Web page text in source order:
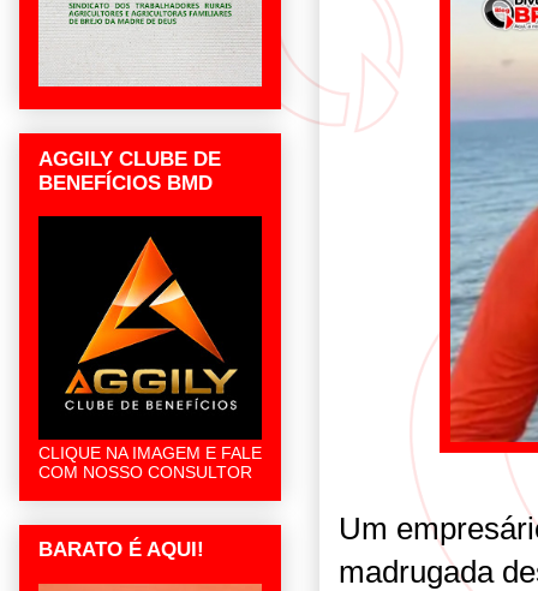
Um
madrugada
AGGILY CLUBE DE
BENEFÍCIOS BMD
CLIQUE NA IMAGEM E FALE
COM NOSSO CONSULTOR
BARATO É AQUI!